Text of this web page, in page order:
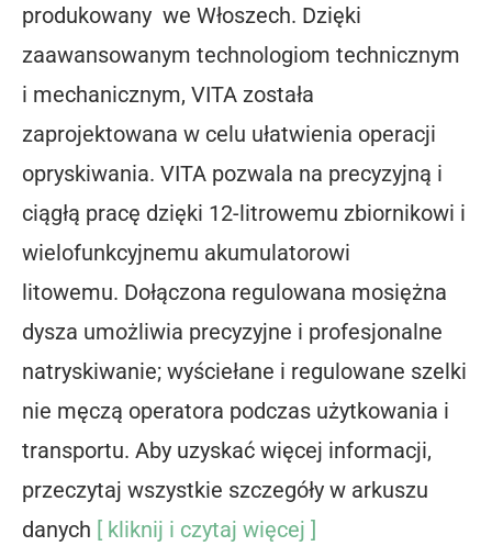
produkowany we Włoszech. Dzięki
zaawansowanym technologiom technicznym
i mechanicznym, VITA została
zaprojektowana w celu ułatwienia operacji
opryskiwania. VITA pozwala na precyzyjną i
ciągłą pracę dzięki 12-litrowemu zbiornikowi i
wielofunkcyjnemu akumulatorowi
litowemu. Dołączona regulowana mosiężna
dysza umożliwia precyzyjne i profesjonalne
natryskiwanie; wyściełane i regulowane szelki
nie męczą operatora podczas użytkowania i
transportu. Aby uzyskać więcej informacji,
przeczytaj wszystkie szczegóły w arkuszu
danych [ kliknij i czytaj więcej ]